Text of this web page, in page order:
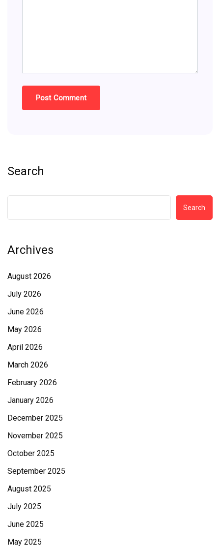
Search
Search
Archives
August 2026
July 2026
June 2026
May 2026
April 2026
March 2026
February 2026
January 2026
December 2025
November 2025
October 2025
September 2025
August 2025
July 2025
June 2025
May 2025